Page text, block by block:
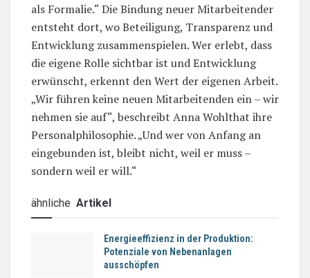
als Formalie.“ Die Bindung neuer Mitarbeitender
entsteht dort, wo Beteiligung, Transparenz und
Entwicklung zusammenspielen. Wer erlebt, dass
die eigene Rolle sichtbar ist und Entwicklung
erwünscht, erkennt den Wert der eigenen Arbeit.
„Wir führen keine neuen Mitarbeitenden ein – wir
nehmen sie auf“, beschreibt Anna Wohlthat ihre
Personalphilosophie. „Und wer von Anfang an
eingebunden ist, bleibt nicht, weil er muss –
sondern weil er will.“
ähnliche Artikel
Energieeffizienz in der Produktion:
Potenziale von Nebenanlagen
ausschöpfen